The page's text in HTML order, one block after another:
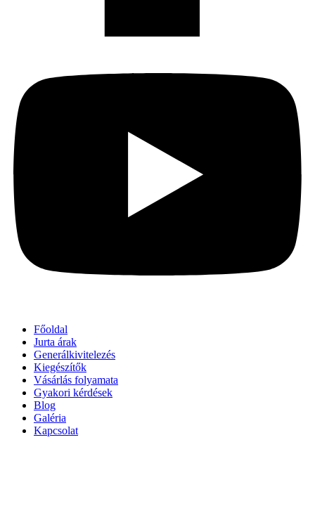
Főoldal
Jurta árak
Generálkivitelezés
Kiegészítők
Vásárlás folyamata
Gyakori kérdések
Blog
Galéria
Kapcsolat